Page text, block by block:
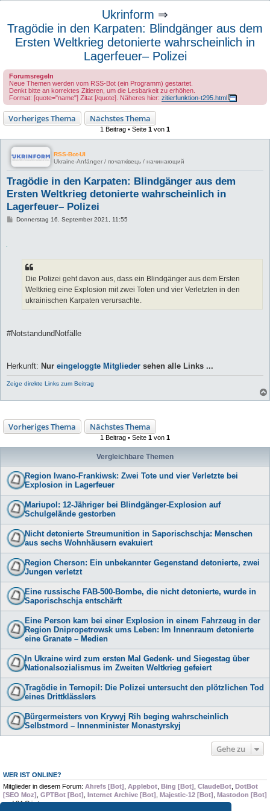
Ukrinform ⇒
Tragödie in den Karpaten: Blindgänger aus dem
Ersten Weltkrieg detonierte wahrscheinlich in
Lagerfeuer– Polizei
Forumsregeln
Neue Themen werden vom RSS-Bot (ein Programm) gestartet.
Denkt bitte an korrektes Zitieren, um die Lesbarkeit zu erhöhen.
Format: [quote="name"] Zitat [/quote]. Näheres hier: zitierfunktion-t295.html
Vorheriges Thema Nächstes Thema
1 Beitrag • Seite 1 von 1
RSS-Bot-UI
Ukraine-Anfänger / початківець / начинающий
Tragödie in den Karpaten: Blindgänger aus dem
Ersten Weltkrieg detonierte wahrscheinlich in
Lagerfeuer– Polizei
BDonnerstag 16. September 2021, 11:55
Die Polizei geht davon aus, dass ein Blindgänger aus dem Ersten
Weltkrieg eine Explosion mit zwei Toten und vier Verletzten in den
ukrainischen Karpaten verursachte.
#NotstandundNotfälle
Herkunft: Nur eingeloggte Mitglieder sehen alle Links ...
Zeige direkte Links zum Beitrag
Vorheriges Thema Nächstes Thema
1 Beitrag • Seite 1 von 1
Vergleichbare Themen
Region Iwano-Frankiwsk: Zwei Tote und vier Verletzte bei
Explosion in Lagerfeuer
Mariupol: 12-Jähriger bei Blindgänger-Explosion auf
Schulgelände gestorben
Nicht detonierte Streumunition in Saporischschja: Menschen
aus sechs Wohnhäusern evakuiert
Region Cherson: Ein unbekannter Gegenstand detonierte, zwei
Jungen verletzt
Eine russische FAB-500-Bombe, die nicht detonierte, wurde in
Saporischschja entschärft
Eine Person kam bei einer Explosion in einem Fahrzeug in der
Region Dnipropetrowsk ums Leben: Im Innenraum detonierte
eine Granate – Medien
In Ukraine wird zum ersten Mal Gedenk- und Siegestag über
Nationalsozialismus im Zweiten Weltkrieg gefeiert
Tragödie in Ternopil: Die Polizei untersucht den plötzlichen Tod
eines Drittklässlers
Bürgermeisters von Krywyj Rih beging wahrscheinlich
Selbstmord – Innenminister Monastyrskyj
Gehe zu
WER IST ONLINE?
Mitglieder in diesem Forum: Ahrefs [Bot] Applebot Bing [Bot] ClaudeBot DotBot
[SEO Moz] GPTBot [Bot] Internet Archive [Bot] Majestic-12 [Bot] Mastodon [Bot]
und 34 Gäste